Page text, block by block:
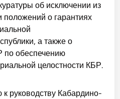
об исключении из
положений о гарантиях
а также о
по обеспечению
целостности КБР.
руководству Кабардино-